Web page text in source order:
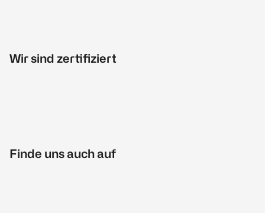
Wir sind zertifiziert
Finde uns auch auf